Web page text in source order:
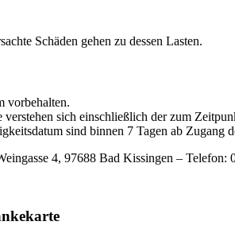
Schäden gehen zu dessen Lasten.
vorbehalten.
verstehen sich einschließlich der zum
sind binnen 7 Tagen ab Zugang
4, 97688 Bad Kissingen – Telefon: